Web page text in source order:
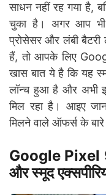
साधन नहीं रह गया है,
चुका है। अगर आप भी
प्रोसेसर और लंबी बैटरी
हैं, तो आपके लिए
खास बात ये है कि यह
लॉन्च हुआ है और अभी
मिल रहा है। आइए
मिलने वाले ऑफर्स के
Google Pixel
और स्मूद